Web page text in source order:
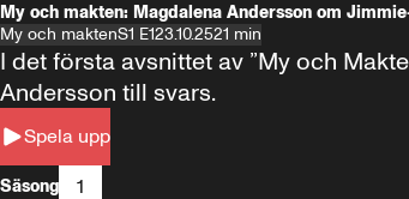
My och makten: Magdalena Andersson om
My och maktenS1 E123.10.2521 min
Spela upp
I det första avsnittet av ”My och
Andersson till svars.
Säsong 1